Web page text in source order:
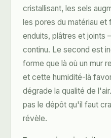
cristallisant, les sels
les pores du matériau
enduits, plâtres et joints
continu. Le second est
forme que là où un mur
et cette humidité-là
dégrade la qualité de
pas le dépôt qu'il faut
révèle.